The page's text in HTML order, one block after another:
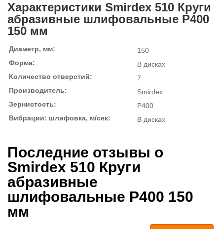
Характеристики Smirdex 510 Круги
абразивные шлифовальные P400
150 мм
Диаметр, мм:
150
Форма:
В дисках
Количество отверстий:
7
Производитель:
Smirdex
Зернистость:
P400
Вибрации: шлифовка, м/сек:
В дисках
Последние отзывы о
Smirdex 510 Круги
абразивные
шлифовальные P400 150
мм